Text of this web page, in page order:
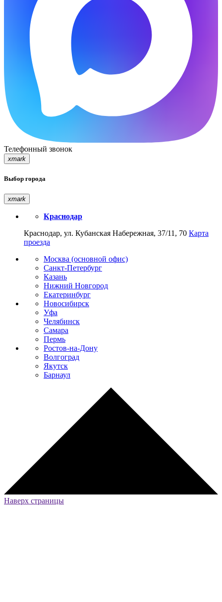
Телефонный звонок
xmark
Выбор города
xmark
Краснодар
Краснодар, ул. Кубанская Набережная, 37/11, 70 Карта
проезда
Москва (основной офис)
Санкт-Петербург
Казань
Нижний Новгород
Екатеринбург
Новосибирск
Уфа
Челябинск
Самара
Пермь
Ростов-на-Дону
Волгоград
Якутск
Барнаул
Наверх страницы